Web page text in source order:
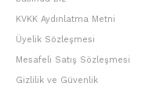
KVKK Aydınlatma Metni
Üyelik Sözleşmesi
Mesafeli Satış Sözleşmesi
Gizlilik ve Güvenlik